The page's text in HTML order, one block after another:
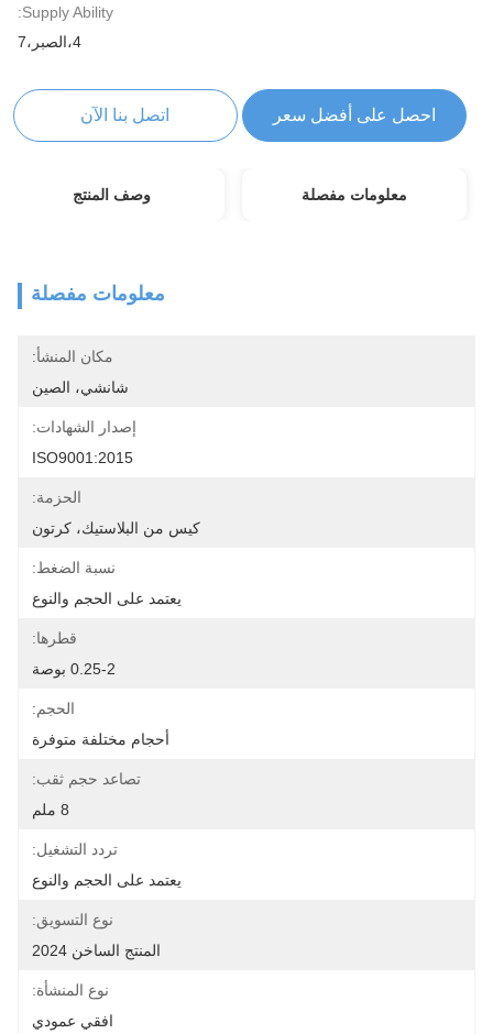
Supply Ability:
4،الصبر،7
احصل على أفضل سعر اتصل بنا الآن
معلومات مفصلة وصف المنتج
معلومات مفصلة
مكان المنشأ:
شانشي، الصين
إصدار الشهادات:
ISO9001:2015
الحزمة:
كيس من البلاستيك، كرتون
نسبة الضغط:
يعتمد على الحجم والنوع
قطرها:
0.25-2 بوصة
الحجم:
أحجام مختلفة متوفرة
تصاعد حجم ثقب:
تردد التشغيل:
يعتمد على الحجم والنوع
نوع التسويق:
المنتج الساخن 2024
نوع المنشأة:
افقي عمودي